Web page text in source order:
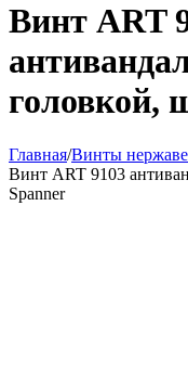
Винт ART
головкой,
Главная/Винты
Винт ART 9103
Spanner